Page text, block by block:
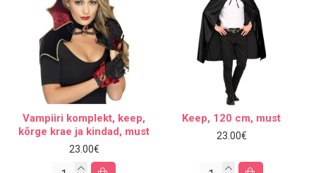
Vampiiri komplekt, keep,
kõrge krae ja kindad, must
23.00€
Keep, 120 cm, must
23.00€